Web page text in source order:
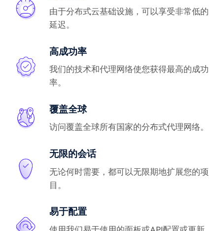
由于分布式云基础设施，可以享受非常低的
延迟。
高成功率
我们的技术和代理网络使您获得最高的成功
率。
覆盖全球
访问覆盖全球所有国家的分布式代理网络。
无限的会话
无论何时需要，都可以无限期地扩展您的项
目。
易于配置